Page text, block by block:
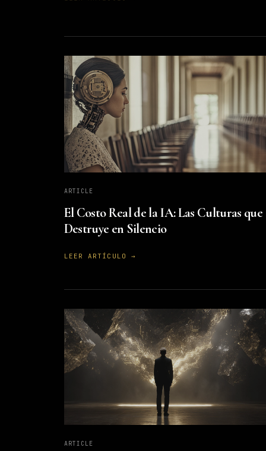
ARTICLE
El Costo Real de la IA: Las Culturas que
Destruye en Silencio
LEER ARTÍCULO →
ARTICLE